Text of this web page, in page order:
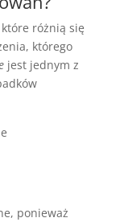
różnią się
którego
jest jednym z
ponieważ